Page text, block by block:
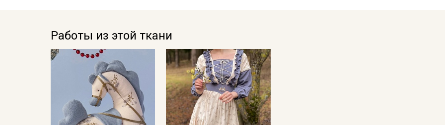
Работы из этой ткани